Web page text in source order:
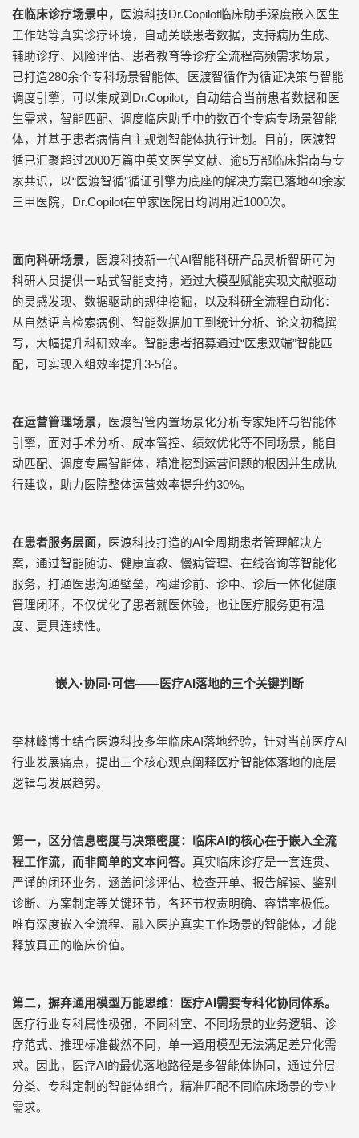
在临床诊疗场景中， 医渡科技Dr.Copilot 临床助手深度嵌入医生
工作站等真实诊疗环境，自动关联患者数据，支持病历生成、
辅助诊疗、风险评估、患者教育等诊疗全流程高频需求场景，
已打造280余个专科场景智能体。医渡智循作为循证决策与智能
调度引擎，可以集成到 Dr.Copilot，自动结合当前患者数据和医
生需求，智能匹配、调度临床助手中的数百个专病专场景智能
体，并基于患者病情自主规划智能体执行计划。目前，医渡智
循已汇聚超过2000万篇中英文医学文献、逾5万部临床指南与专
家共识，以“医渡智循”循证引擎为底座的解决方案已落地40余家
三甲医院，
Dr.Copilot在单家医院日均调用近1000次。
面向科研场景， 医渡科技新一代AI 智能科研产品灵析智研可为
科研人员提供一站式智能支持，通过大模型赋能实现文献驱动
的灵感发现、数据驱动的规律挖掘，以及科研全流程自动化：
从自然语言检索病例、智能数据加工到统计分析、论文初稿撰
写，大幅提升科研效率。智能患者招募通过“医患双端”智能匹
配，可实现入组效率提升3-5倍。
在运营管理场景，
医渡智管内置场景化分析专家矩阵与智能体
引擎，面对手术分析、成本管控、绩效优化等不同场景，能自
动匹配、调度专属智能体，精准挖到运营问题的根因并生成执
行建议，助力医院整体运营效率提升约30%。
在患者服务层面， 医渡科技打造的AI 全周期患者管理解决方
案，通过智能随访、健康宣教、慢病管理、在线咨询等智能化
服务，打通医患沟通壁垒，构建诊前、诊中、诊后一体化健康
管理闭环，不仅优化了患者就医体验，也让医疗服务更有温
度、更具连续性。
嵌入·协同 ·可信——医疗AI 落地的三个关键判断
李林峰博士结合医渡科技多年临床AI 落地经验，针对当前医疗AI
行业发展痛点，提出三个核心观点阐释医疗智能体落地的底层
逻辑与发展趋势。
第一，区分信息密度与决策密度：临床AI 的核心在于嵌入全流
程工作流，而非简单的文本问答。 真实临床诊疗是一套连贯、
严谨的闭环业务，涵盖问诊评估、检查开单、报告解读、鉴别
诊断、方案制定等关键环节，各环节权责明确、容错率极低。
唯有深度嵌入全流程、融入医护真实工作场景的智能体，才能
释放真正的临床价值。
第二，摒弃通用模型万能思维：医疗AI 需要专科化协同体系。
医疗行业专科属性极强，不同科室、不同场景的业务逻辑、诊
疗范式、推理标准截然不同，单一通用模型无法满足差异化需
求。因此，医疗AI 的最优落地路径是多智能体协同，通过分层
分类、专科定制的智能体组合，精准匹配不同临床场景的专业
需求。